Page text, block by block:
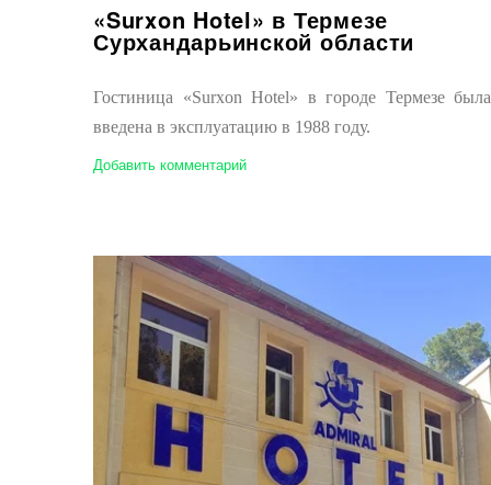
«Surxon Hotel» в Термезе
Сурхандарьинской области
Гостиница «Surxon Hotel» в городе Термезе была
введена в эксплуатацию в 1988 году.
Добавить комментарий